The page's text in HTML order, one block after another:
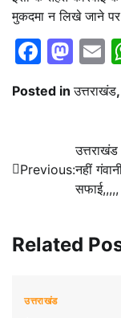
मुकदमा न लिखे जाने पर
Posted inउत्तराखंड
navigation
Previous:नहीं
सफाई,,,,,
Related
उत्तराखंड